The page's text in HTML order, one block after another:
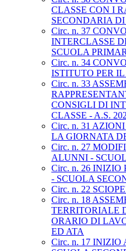
CLASSE CON I
SECONDARIA
Circ. n. 37
INTERCLASSE
SCUOLA
Circ. n. 34
ISTITUTO PER
Circ. n. 33
CONSIGLI DI
CLASSE - A.S.
Circ. n. 31
LA GIORNATA
Circ. n. 27
ALUNNI -
Circ. n. 26 INIZIO
- SCUOLA
Circ. n. 22
Circ. n. 18
TERRITORIALE
ORARIO DI
ED ATA
Circ. n. 17